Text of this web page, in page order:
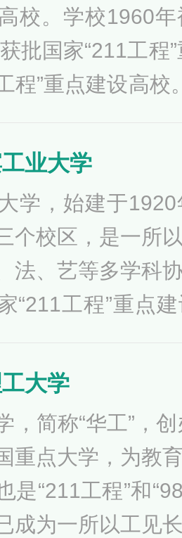
校。学校1960
批国家“211工程
程”重点建设高校
设高校。学校持
经费博士、工程
“研究生教育高
教育，获批学位
业大学
学，始建于
个校区，是一所
法、艺等多学科
“211工程”重点
俄工科大学联盟
，同时还入选了
计划、卓越工
大学
，简称“华工”，
重点大学，为教
是“211工程”和
成为一所以工见